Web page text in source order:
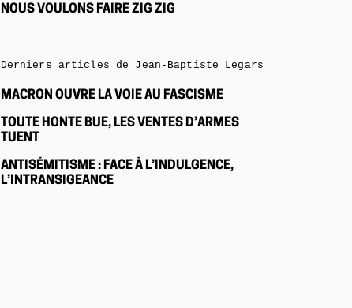
NOUS VOULONS FAIRE ZIG ZIG
Derniers articles de Jean-Baptiste Legars
MACRON OUVRE LA VOIE AU FASCISME
TOUTE HONTE BUE, LES VENTES D’ARMES
TUENT
ANTISÉMITISME : FACE À L’INDULGENCE,
L’INTRANSIGEANCE